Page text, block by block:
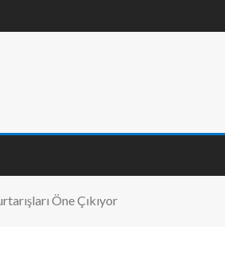
Öne Çıkıyor